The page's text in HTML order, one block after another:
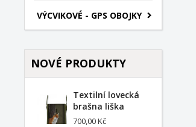
VÝCVIKOVÉ - GPS OBOJKY
NOVÉ PRODUKTY
Textilní lovecká
brašna liška
700,00 Kč